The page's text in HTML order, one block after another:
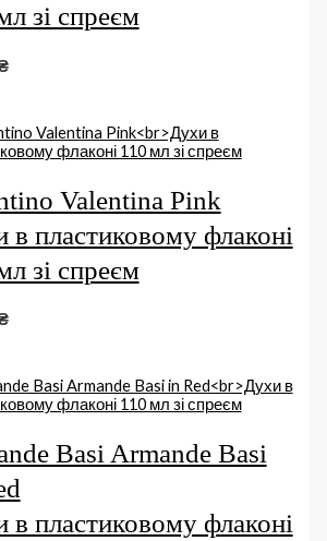
зі спреєм
Valentina Pink
в пластиковому флаконі
зі спреєм
Basi Armande Basi
в пластиковому флаконі